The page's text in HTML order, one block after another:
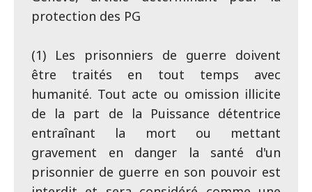
protection des PG
(1) Les prisonniers de guerre doivent
être traités en tout temps avec
humanité. Tout acte ou omission illicite
de la part de la Puissance détentrice
entraînant la mort ou mettant
gravement en danger la santé d'un
prisonnier de guerre en son pouvoir est